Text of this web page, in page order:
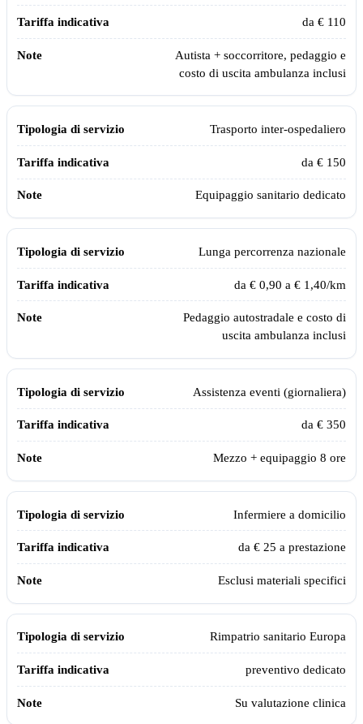
da € 110
Autista + soccorritore, pedaggio e
costo di uscita ambulanza inclusi
Trasporto inter-ospedaliero
da € 150
Equipaggio sanitario dedicato
Lunga percorrenza nazionale
da € 0,90 a € 1,40/km
Pedaggio autostradale e costo di
uscita ambulanza inclusi
Assistenza eventi (giornaliera)
da € 350
Mezzo + equipaggio 8 ore
Infermiere a domicilio
da € 25 a prestazione
Esclusi materiali specifici
Rimpatrio sanitario Europa
preventivo dedicato
Su valutazione clinica